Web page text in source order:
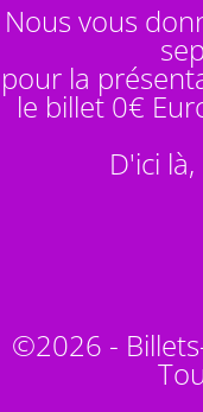
Nous vous
pour la
le billet 0€
D'ici
©2026 -